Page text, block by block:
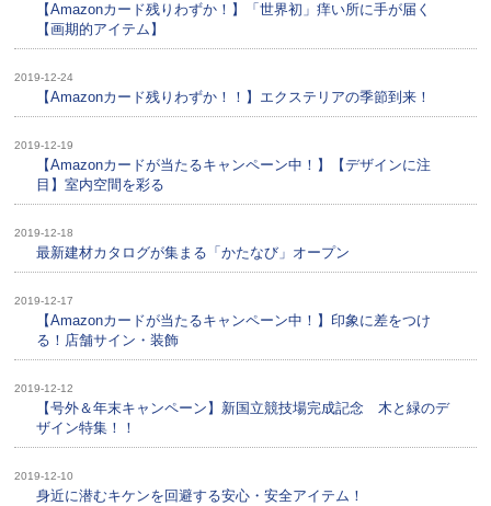
【Amazonカード残りわずか！】「世界初」痒い所に手が届く
【画期的アイテム】
2019-12-24
【Amazonカード残りわずか！！】エクステリアの季節到来！
2019-12-19
【Amazonカードが当たるキャンペーン中！】【デザインに注
目】室内空間を彩る
2019-12-18
最新建材カタログが集まる「かたなび」オープン
2019-12-17
【Amazonカードが当たるキャンペーン中！】印象に差をつけ
る！店舗サイン・装飾
2019-12-12
【号外＆年末キャンペーン】新国立競技場完成記念 木と緑のデ
ザイン特集！！
2019-12-10
身近に潜むキケンを回避する安心・安全アイテム！